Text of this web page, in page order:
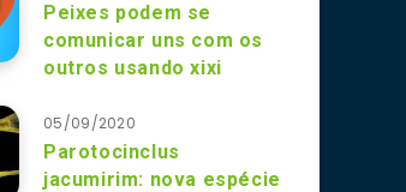
Peixes podem se
comunicar uns com os
outros usando xixi
05/09/2020
Parotocinclus
jacumirim: nova espécie